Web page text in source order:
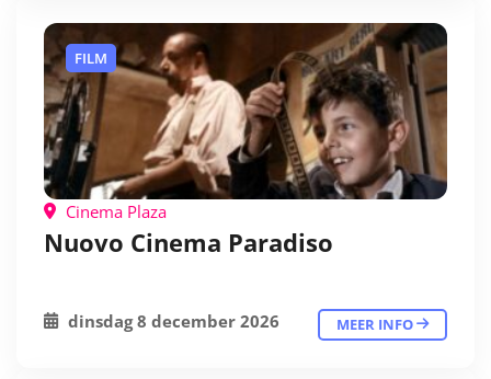
FILM
Cinema Plaza
Nuovo Cinema Paradiso
dinsdag 8 december 2026 MEER INFO